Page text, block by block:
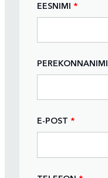
EESNIMI *
PEREKONNANIMI
E-POST *